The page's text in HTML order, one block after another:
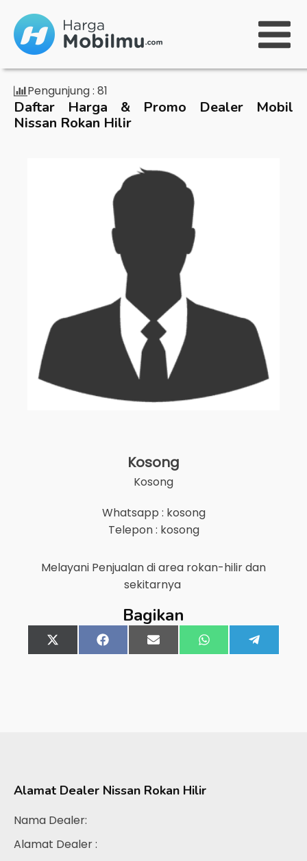
Pengunjung : 81
Daftar Harga & Promo Dealer Mobil
Nissan Rokan Hilir
Kosong
Kosong
Whatsapp : kosong
Telepon : kosong
Melayani Penjualan di area rokan-hilirdan
sekitarnya
Bagikan
Share
on
X
(Twitter)
Share
on
FacebookShare
on
Email Share
on
WhatsApp
on
Alamat Dealer Nissan Rokan Hilir
Nama Dealer:
Alamat Dealer :